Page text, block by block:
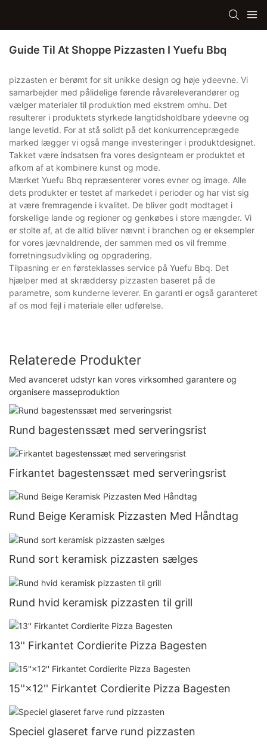
Guide Til At Shoppe Pizzasten I Yuefu Bbq
pizzasten er berømt for sit unikke design og høje ydeevne. Vi
samarbejder med pålidelige førende råvareleverandører og
vælger materialer til produktion med ekstrem omhu. Det
resulterer i produktets styrkede langtidsholdbare ydeevne og
lange levetid. For at stå solidt på det konkurrenceprægede
marked lægger vi også mange investeringer i produktdesignet.
Takket være indsatsen fra vores designteam er produktet et
afkom af at kombinere kunst og mode.
Mærket Yuefu Bbq repræsenterer vores evner og image. Alle
dets produkter er testet af markedet i perioder og har vist sig
at være fremragende i kvalitet. De bliver godt modtaget i
forskellige lande og regioner og genkøbes i store mængder. Vi
er stolte af, at de altid bliver nævnt i branchen og er eksempler
for vores jævnaldrende, der sammen med os vil fremme
forretningsudvikling og opgradering.
Tilpasning er en førsteklasses service på Yuefu Bbq. Det
hjælper med at skræddersy pizzasten baseret på de
parametre, som kunderne leverer. En garanti er også garanteret
af os mod fejl i materiale eller udførelse.
Relaterede Produkter
Med avanceret udstyr kan vores virksomhed garantere og
organisere masseproduktion
Rund bagestenssæt med serveringsrist
Firkantet bagestenssæt med serveringsrist
Rund Beige Keramisk Pizzasten Med Håndtag
Rund sort keramisk pizzasten sælges
Rund hvid keramisk pizzasten til grill
13'' Firkantet Cordierite Pizza Bagesten
15''×12'' Firkantet Cordierite Pizza Bagesten
Speciel glaseret farve rund pizzasten